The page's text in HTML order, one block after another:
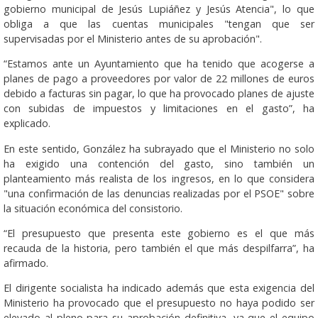
gobierno municipal de Jesús Lupiáñez y Jesús Atencia", lo que
obliga a que las cuentas municipales "tengan que ser
supervisadas por el Ministerio antes de su aprobación".
“Estamos ante un Ayuntamiento que ha tenido que acogerse a
planes de pago a proveedores por valor de 22 millones de euros
debido a facturas sin pagar, lo que ha provocado planes de ajuste
con subidas de impuestos y limitaciones en el gasto”, ha
explicado.
En este sentido, González ha subrayado que el Ministerio no solo
ha exigido una contención del gasto, sino también un
planteamiento más realista de los ingresos, en lo que considera
"una confirmación de las denuncias realizadas por el PSOE" sobre
la situación económica del consistorio.
“El presupuesto que presenta este gobierno es el que más
recauda de la historia, pero también el que más despilfarra”, ha
afirmado.
El dirigente socialista ha indicado además que esta exigencia del
Ministerio ha provocado que el presupuesto no haya podido ser